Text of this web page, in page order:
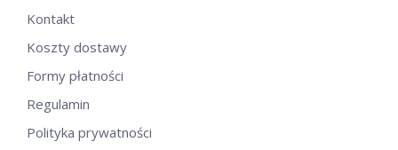
Kontakt
Koszty dostawy
Formy płatności
Regulamin
Polityka prywatności